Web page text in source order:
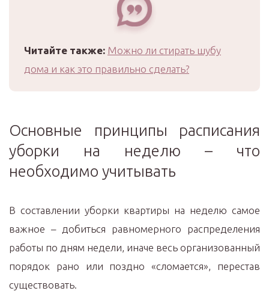
Читайте также: Можно ли стирать шубу
дома и как это правильно сделать?
Основные принципы расписания
уборки на неделю – что
необходимо учитывать
В составлении уборки квартиры на неделю самое
важное – добиться равномерного распределения
работы по дням недели, иначе весь организованный
порядок рано или поздно «сломается», перестав
существовать.